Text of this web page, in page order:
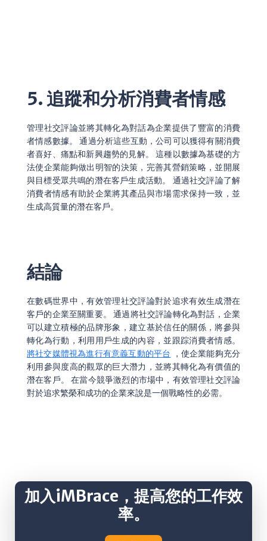
5. 追蹤和分析消費者情感
管理社交評論並將其轉化為對話為企業提供了豐富的消費
者情感數據。 通過分析這些互動，公司可以獲得有關消費
者喜好、痛點和新興趨勢的見解。 這種以數據為基礎的方
法使企業能夠做出明智的決策，完善其營銷策略，並開展
與目標受眾共鳴的潛在客戶生成活動。 通過社交評論了解
消費者情感有助於企業將其產品與市場需求保持一致，並
生成高質量的潛在客戶。
結論
在數碼世界中，有效管理社交評論對於追求有效生成潛在
客戶的企業至關重要。 通過將社交評論轉化為對話，企業
可以建立積極的品牌形象，建立基於信任的關係，將參與
轉化為行動，利用用戶生成的內容，並跟踪消費者情感。
將社交媒體視為進行有意義互動的平台 ，使企業能夠充分
利用參與度高的觀眾的巨大潛力，並將其轉化為有價值的
潛在客戶。 在當今競爭激烈的市場中，有效管理社交評論
對於追求繁榮和成功的企業來說是一個戰略性的必需。
加入iMBrace，提高您的工作效
率。